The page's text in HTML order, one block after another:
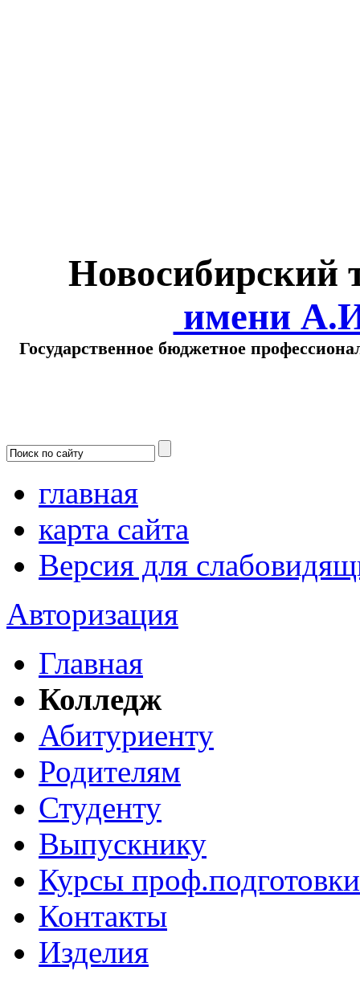
Новосибирский
имени
Государственное бюджетное
главная
карта сайта
Версия для
Авторизация
Главная
Колледж
Абитуриенту
Родителям
Студенту
Выпускнику
Курсы проф.подготовки
Контакты
Изделия